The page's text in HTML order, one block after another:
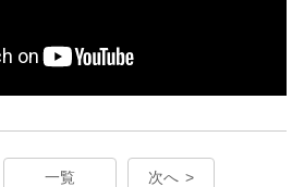
一覧 次へ